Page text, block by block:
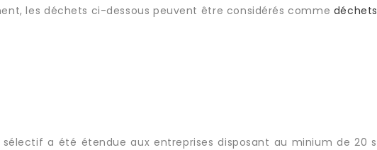
les déchets ci-dessous peuvent être considérés comme
a été étendue aux entreprises disposant au minium de 20